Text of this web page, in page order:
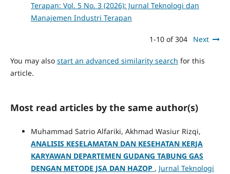
Terapan: Vol. 5 No. 3 (2026): Jurnal Teknologi dan
Manajemen Industri Terapan
1-10 of 304 Next
You may also start an advanced similarity search for this
article.
Most read articles by the same author(s)
Muhammad Satrio Alfariki, Akhmad Wasiur Rizqi,
ANALISIS KESELAMATAN DAN KESEHATAN KERJA
KARYAWAN DEPARTEMEN GUDANG TABUNG GAS
DENGAN METODE JSA DAN HAZOP , Jurnal Teknologi